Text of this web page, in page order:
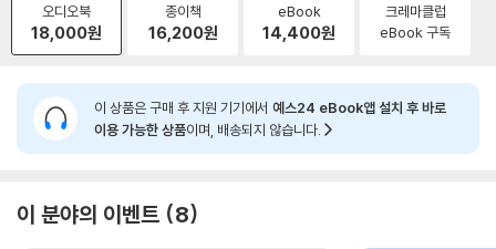
오디오북
18,000원
종이책
16,200원
eBook
14,400원
크레마클럽
eBook 구독
이 상품은 구매 후 지원 기기에서 예스24 eBook앱 설치 후 바로
이용 가능한 상품이며, 배송되지 않습니다.
이 분야의 이벤트 8